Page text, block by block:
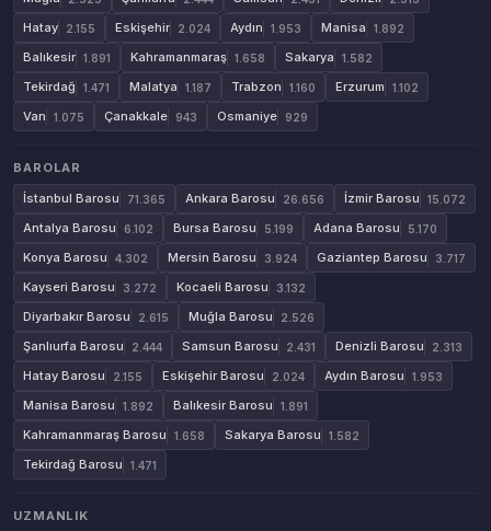
Hatay 2.155 Eskişehir 2.024 Aydın 1.953 Manisa 1.892
Balıkesir 1.891 Kahramanmaraş 1.658 Sakarya 1.582
Tekirdağ 1.471 Malatya 1.187 Trabzon 1.160 Erzurum 1.102
Van 1.075 Çanakkale 943 Osmaniye 929
BAROLAR
İstanbul Barosu
71.365 Ankara Barosu 26.656 İzmir Barosu 15.072
Antalya Barosu 6.102 Bursa Barosu 5.199 Adana Barosu 5.170
Konya Barosu 4.302 Mersin Barosu 3.924 Gaziantep Barosu 3.717
Kayseri Barosu 3.272 Kocaeli Barosu 3.132
Diyarbakır Barosu 2.615 Muğla Barosu 2.526
Şanlıurfa Barosu 2.444 Samsun Barosu 2.431 Denizli Barosu 2.313
Hatay Barosu 2.155 Eskişehir Barosu 2.024 Aydın Barosu 1.953
Manisa Barosu 1.892 Balıkesir Barosu 1.891
Kahramanmaraş Barosu 1.658 Sakarya Barosu 1.582
Tekirdağ Barosu 1.471
UZMANLIK